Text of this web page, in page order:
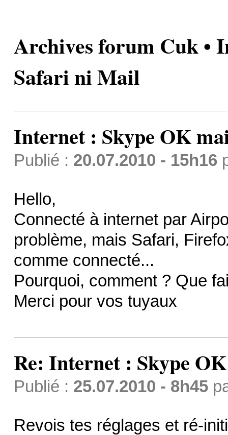
Archives forum Cuk •
Safari ni Mail
Internet : Skype OK
Publié : 20.07.2010 - 15h16
Hello,
Connecté à internet par
problème, mais Safari,
comme connecté...
Pourquoi, comment ? Que
Merci pour vos tuyaux
Re: Internet : Skype
Publié : 25.07.2010 - 8h45
Revois tes réglages et ré-